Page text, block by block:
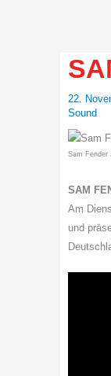
22.
Sound
Sam Fender
SAM
Am
und